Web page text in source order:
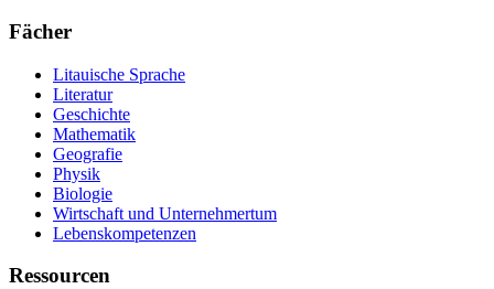
Fächer
Litauische Sprache
Literatur
Geschichte
Mathematik
Geografie
Physik
Biologie
Wirtschaft und Unternehmertum
Lebenskompetenzen
Ressourcen